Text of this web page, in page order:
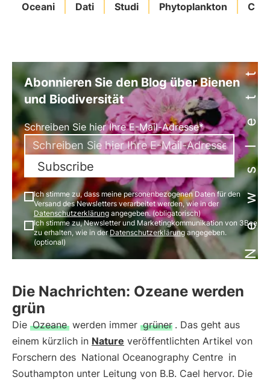
Oceani Dati Studi Phytoplankton Newsletter
Abonnieren Sie den Blog über Bienen
und Biodiversität
Schreiben Sie hier Ihre E-Mail-Adresse*
Subscribe
Ich stimme zu, dass meine personenbezogenen Daten für den
Versand des Newsletters verarbeitet werden, wie in der
Datenschutzerklärung angegeben. (obligatorisch)
Ich stimme zu, Newsletter und Marketingkommunikation von 3Bee
zu erhalten, wie in derDatenschutzerklärungangegeben.
(optional)
Die Nachrichten: Ozeane werden
grün
Die Ozeane werden immer grüner . Das geht aus
einem kürzlich in Nature veröffentlichten Artikel von
Forschern des National Oceanography Centre in
Southampton unter Leitung von B.B. Cael hervor. Die